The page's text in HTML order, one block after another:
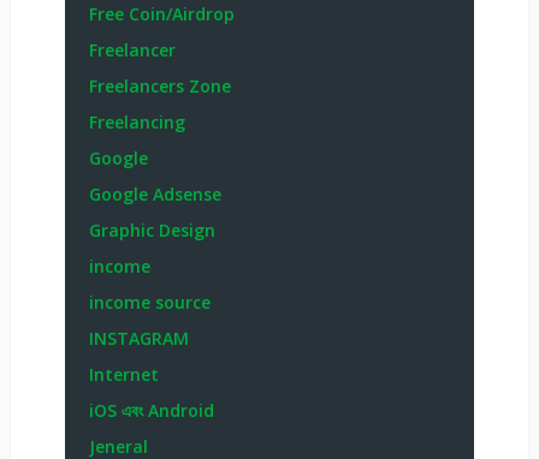
Free Coin/Airdrop
Freelancer
Freelancers Zone
Freelancing
Google
Google Adsense
Graphic Design
income
income source
INSTAGRAM
Internet
iOS এবং Android
Jeneral